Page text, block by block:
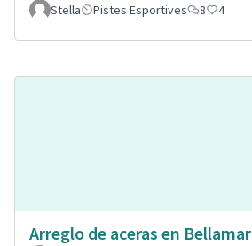
Stella Pistes Esportives 8 4
Arreglo de aceras en Bellamar